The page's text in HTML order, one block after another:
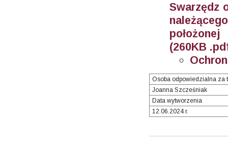
Swarzędz
(260KB
Osoba odpowiedzialna za
Joanna Szcześniak
Data wytworzenia
12.06.2024 r.